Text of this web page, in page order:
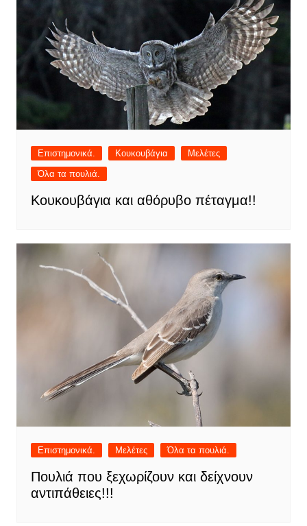
Επιστημονικά. Κουκουβάγια
Μελέτες
Όλα τα πουλιά.
Κουκουβάγια και αθόρυβο πέταγμα!!
Επιστημονικά. Μελέτες Όλα τα πουλιά.
Πουλιά που ξεχωρίζουν και δείχνουν
αντιπάθειες!!!